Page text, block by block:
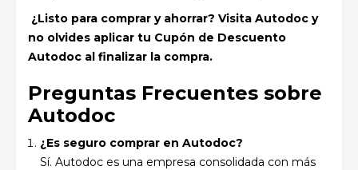
¿Listo para comprar y ahorrar? Visita Autodoc y
no olvides aplicar tu Cupón de Descuento
Autodoc al finalizar la compra.
Preguntas Frecuentes sobre
Autodoc
¿Es seguro comprar en Autodoc?
Sí. Autodoc es una empresa consolidada con más